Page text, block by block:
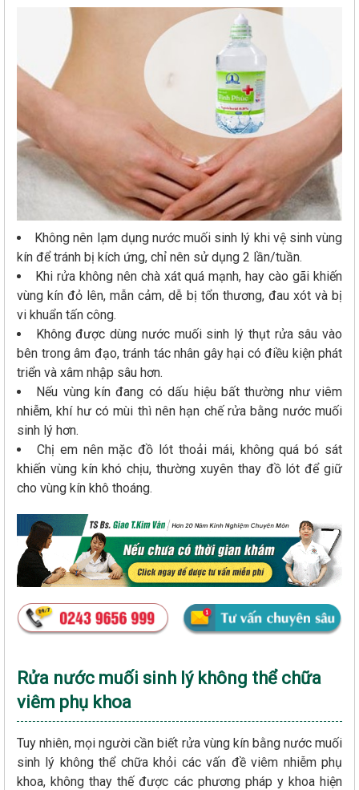
Không nên lạm dụng nước muối sinh lý khi vệ sinh vùng
kín để tránh bị kích ứng, chỉ nên sử dụng 2 lần/tuần.
Khi rửa không nên chà xát quá mạnh, hay cào gãi khiến
vùng kín đỏ lên, mẫn cảm, dễ bị tổn thương, đau xót và bị
vi khuẩn tấn công.
Không được dùng nước muối sinh lý thụt rửa sâu vào
bên trong âm đạo, tránh tác nhân gây hại có điều kiện phát
triển và xâm nhập sâu hơn.
Nếu vùng kín đang có dấu hiệu bất thường như viêm
nhiễm, khí hư có mùi thì nên hạn chế rửa bằng nước muối
sinh lý hơn.
Chị em nên mặc đồ lót thoải mái, không quá bó sát
khiến vùng kín khó chịu, thường xuyên thay đồ lót để giữ
cho vùng kín khô thoáng.
Rửa nước muối sinh lý không thể chữa
viêm phụ khoa
Tuy nhiên, mọi người cần biết rửa vùng kín bằng nước muối
sinh lý không thể chữa khỏi các vấn đề viêm nhiễm phụ
khoa, không thay thế được các phương pháp y khoa hiện